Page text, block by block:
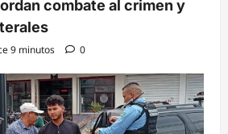
combate al crimen y
9 minutos 0